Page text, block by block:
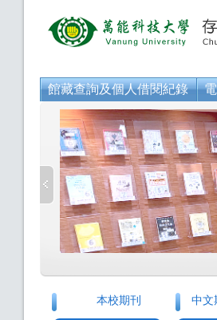
館藏查詢及個人借閱紀錄
本校期刊 中文